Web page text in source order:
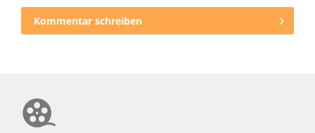
Kommentar schreiben